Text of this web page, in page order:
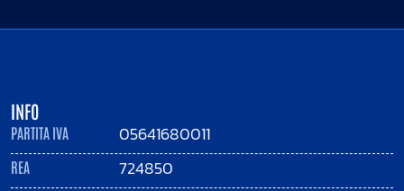
INFO
PARTITA IVA 05641680011
REA
724850